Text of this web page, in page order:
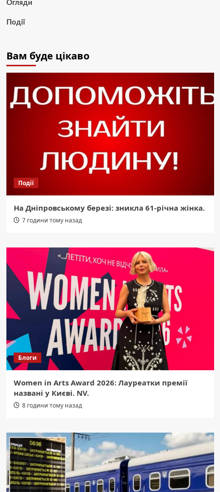
Огляди
Події
Вам буде цікаво
Події
На Дніпровському березі: зникла 61-річна жінка.
7 години тому назад
Блоги
Women in Arts Award 2026: Лауреатки премії
названі у Києві. NV.
8 години тому назад